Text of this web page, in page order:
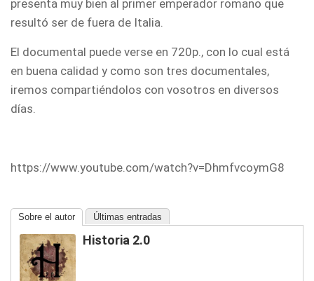
presenta muy bien al primer emperador romano que
resultó ser de fuera de Italia.
El documental puede verse en 720p., con lo cual está
en buena calidad y como son tres documentales,
iremos compartiéndolos con vosotros en diversos
días.
https://www.youtube.com/watch?v=DhmfvcoymG8
Sobre el autor Últimas entradas
Historia 2.0